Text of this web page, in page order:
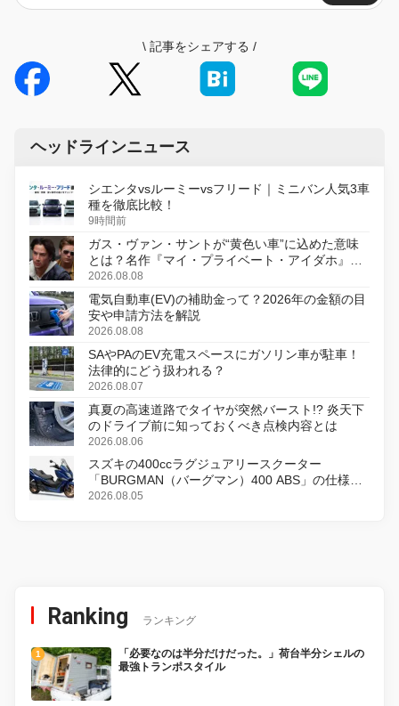
\ 記事をシェアする /
ヘッドラインニュース
シエンタvsルーミーvsフリード｜ミニバン人気3車
種を徹底比較！
9時間前
ガス・ヴァン・サントが“黄色い車”に込めた意味
とは？名作『マイ・プライベート・アイダホ』が
初のデジタルリマスター版で復活
2026.08.08
電気自動車(EV)の補助金って？2026年の金額の目
安や申請方法を解説
2026.08.08
SAやPAのEV充電スペースにガソリン車が駐車！
法律的にどう扱われる？
2026.08.07
真夏の高速道路でタイヤが突然バースト!? 炎天下
のドライブ前に知っておくべき点検内容とは
2026.08.06
スズキの400ccラグジュアリースクーター
「BURGMAN（バーグマン）400 ABS」の仕様を
変更し、8月18日に発売
2026.08.05
Ranking ランキング
「必要なのは半分だけだった。」荷台半分シェルの
最強トランポスタイル